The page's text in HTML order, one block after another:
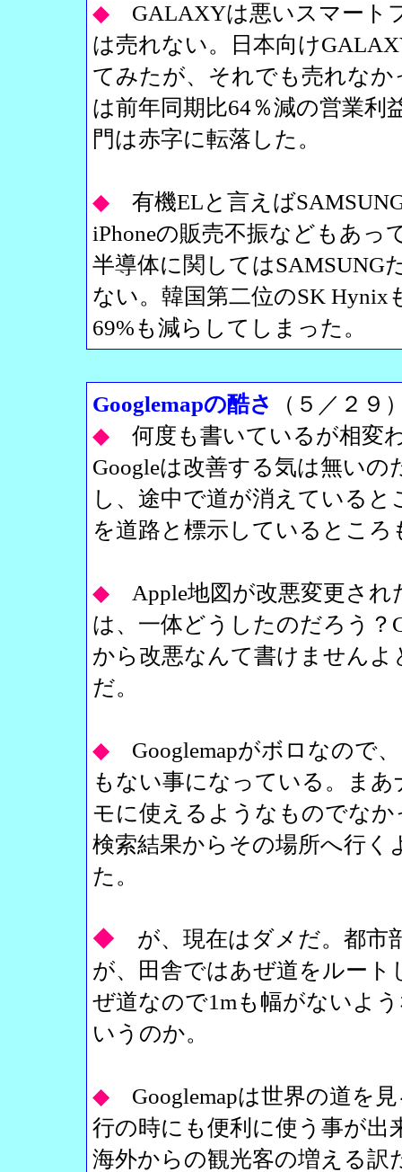
◆ GALAXYは悪いスマート
は売れない。日本向け
てみたが、それでも売れなか
は前年同期比64％減の営業
門は赤字に転落した。
◆ 有機ELと言えば
iPhoneの販売不振などもあっ
半導体に関してはSAMSUNG
ない。韓国第二位のSK Hynix
69%も減らしてしまった。
Googlemapの酷さ
（５／２９
◆ 何度も書いているが相変
Googleは改善する気は無い
し、途中で道が消えている
を道路と標示しているところ
◆ Apple地図が改悪変更さ
は、一体どうしたのだろう？
から改悪なんて書けません
だ。
◆ Googlemapがボロなので
もない事になっている。ま
モに使えるようなものでな
検索結果からその場所へ行く
た。
◆ が、現在はダメだ。都市
が、田舎ではあぜ道をルー
ぜ道なので1mも幅がないよ
いうのか。
◆ Googlemapは世界の道を
行の時にも便利に使う事が
海外からの観光客の増える訳